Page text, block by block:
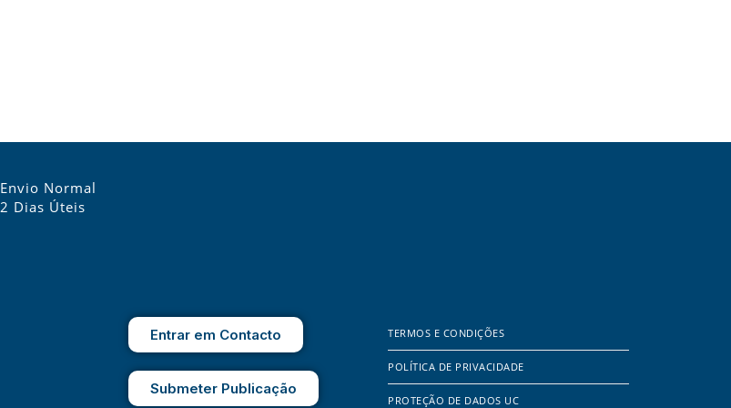
Envio Normal
2 Dias Úteis
Entrar em Contacto
Submeter Publicação
TERMOS E CONDIÇÕES
POLÍTICA DE PRIVACIDADE
PROTEÇÃO DE DADOS UC